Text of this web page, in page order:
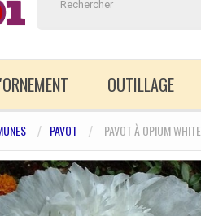
OUTILLAGE
PAVOT PAVOT À OPIUM